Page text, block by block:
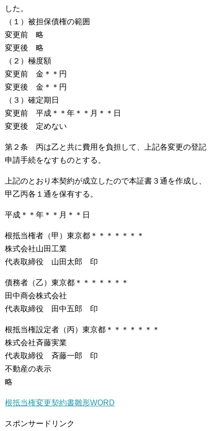
した。
（１）被担保債権の範囲
変更前 略
変更後 略
（２）極度額
変更前 金＊＊円
変更後 金＊＊円
（３）確定期日
変更前 平成＊＊年＊＊月＊＊日
変更後 定めない
第２条 丙は乙と共に費用を負担して、上記各変更の登記
申請手続をなすものとする。
上記のとおり本契約が成立したので本証書３通を作成し、
甲乙丙各１通を保有する。
平成＊＊年＊＊月＊＊日
根抵当権者（甲）東京都＊＊＊＊＊＊＊
株式会社山田工業
代表取締役 山田太郎 印
債務者（乙）東京都＊＊＊＊＊＊＊
田中商会株式会社
代表取締役 田中五郎 印
根抵当権設定者（丙）東京都＊＊＊＊＊＊＊
株式会社斉藤実業
代表取締役 斉藤一郎 印
不動産の表示
略
根抵当権変更契約書雛形WORD
スポンサードリンク